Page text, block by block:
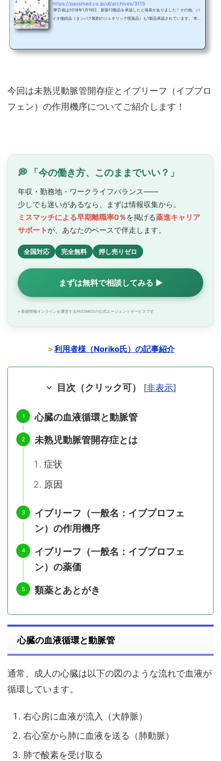
https://passmed.co.jp/di/archives/3115
厚労省は2018年1月19日、新薬13製品を承認したと発表がありました！その他、バ
イオ後続品（タンパク製剤のジェネリック医薬品）も1製品承認されています。 本日
ュピルマブ（遺伝子組換え））：「既存治療で効果不十分なアトピー性皮膚炎」を
今回は未熟児動脈管開存症とイブリーフ（イブプロ
フェン）の作用機序についてご紹介します！
💭 「今の働き方、このままでいい？」
年収・勤務地・ワークライフバランス——
少しでも迷いがあるなら、まずは情報収集から。
ミスマッチによる早期離職率0％を掲げる薬進キャリア
サポート が、あなたのペースで伴走します。
全国対応 完全無料 押し売りゼロ
まずは無料で相談してみる ▶
※ 新薬情報オンラインを運営するPASSMEDの公式エージェントサービスです
＞利用者様（Noriko氏）の記事紹介
目次（クリック可） [非表示]
心臓の血液循環と動脈管
未熟児動脈管開存症とは
症状
原因
イブリーフ（一般名：イブプロフェ
ン）の作用機序
イブリーフ（一般名：イブプロフェ
ン）の薬価
類薬とあとがき
心臓の血液循環と動脈管
通常、成人の心臓は以下の図のような流れで血液が
循環しています。
右心房に血液が流入（大静脈）
右心室から肺に血液を送る（肺動脈）
肺で酸素を受け取る